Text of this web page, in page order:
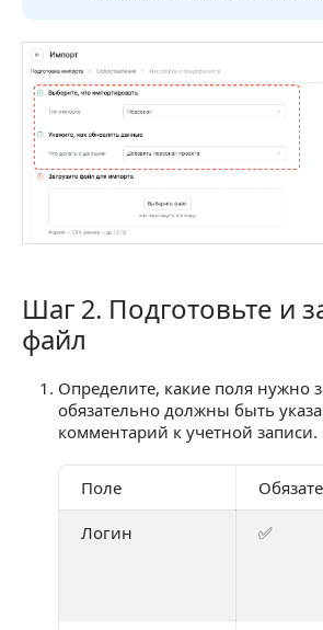
Шаг 2. Подготовьте и
Шаг 2. Подготовьте и
файл
Определите, какие поля нужно
обязательно должны быть
комментарий к учетной записи.
Поле
Логин ✅